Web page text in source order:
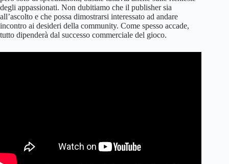
degli appassionati. Non dubitiamo che il publisher sia
all’ascolto e che possa dimostrarsi interessato ad andare
incontro ai desideri della community. Come spesso accade,
tutto dipenderà dal successo commerciale del gioco.